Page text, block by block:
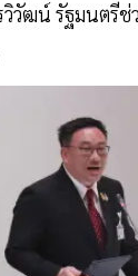
ฒน์ รัฐมนตรีช่ว